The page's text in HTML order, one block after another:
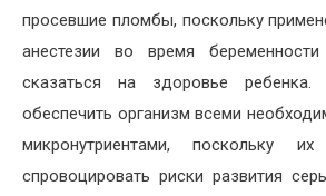
просевшие пломбы, поскольку
анестезии во время
сказаться на здоровье
обеспечить организм всеми
микронутриентами, поскольку
спровоцировать риски развития